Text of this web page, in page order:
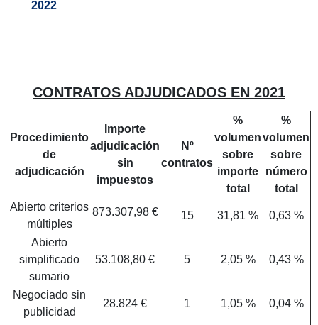
2022
CONTRATOS ADJUDICADOS EN 2021
Procedimiento
de
adjudicación
Importe
adjudicación
sin
impuestos
Nº
contratos
%
volumen
sobre
importe
total
%
volumen
sobre
número
total
Abierto criterios
múltiples
873.307,98 € 15 31,81 % 0,63 %
Abierto
simplificado
sumario
53.108,80 € 5 2,05 % 0,43 %
Negociado sin
publicidad
28.824 € 1 1,05 % 0,04 %